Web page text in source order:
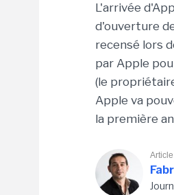
L'arrivée
d'ouverture
recensé lors
par Apple
(le
Apple va
la première